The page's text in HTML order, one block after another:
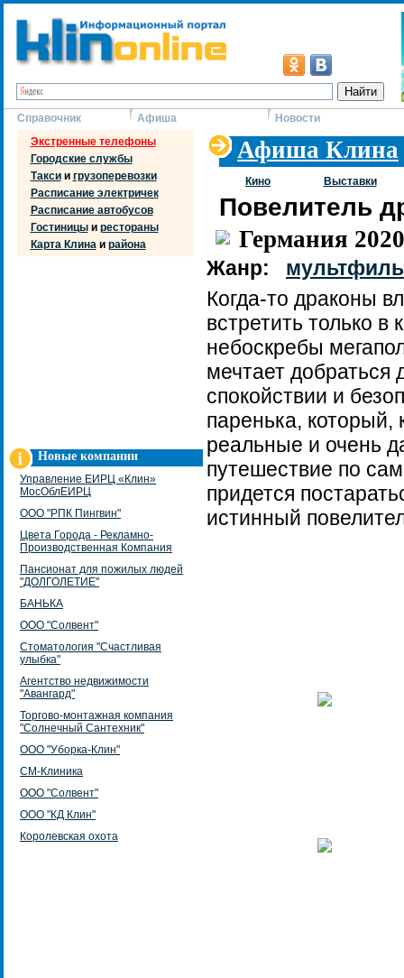
Справочник Афиша
Новости
Экстренные телефоны
Городские службы
Таксии грузоперевозки
Расписание электричек
Расписание автобусов
Гостиницыи рестораны
Карта Клинаи района
Новые компании
Управление ЕИРЦ «Клин»
МосОблЕИРЦ
ООО "РПК Пингвин"
Цвета Города - Рекламно-
Производственная Компания
Пансионат для пожилых людей
"ДОЛГОЛЕТИЕ"
БАНЬКА
ООО "Солвент"
Стоматология "Счастливая
улыбка"
Агентство недвижимости
"Авангард"
Торгово-монтажная компания
"Солнечный Сантехник"
ООО "Уборка-Клин"
СМ-Клиника
ООО "Солвент"
ООО "КД Клин"
Королевская охота
Афиша Клина
Кино Выставки
Повелитель
Германия
Жанр:
Когда-то драконы
встретить только
небоскребы
мечтает добраться
спокойствии и
паренька,
реальные и очень
путешествие по
придется
истинный